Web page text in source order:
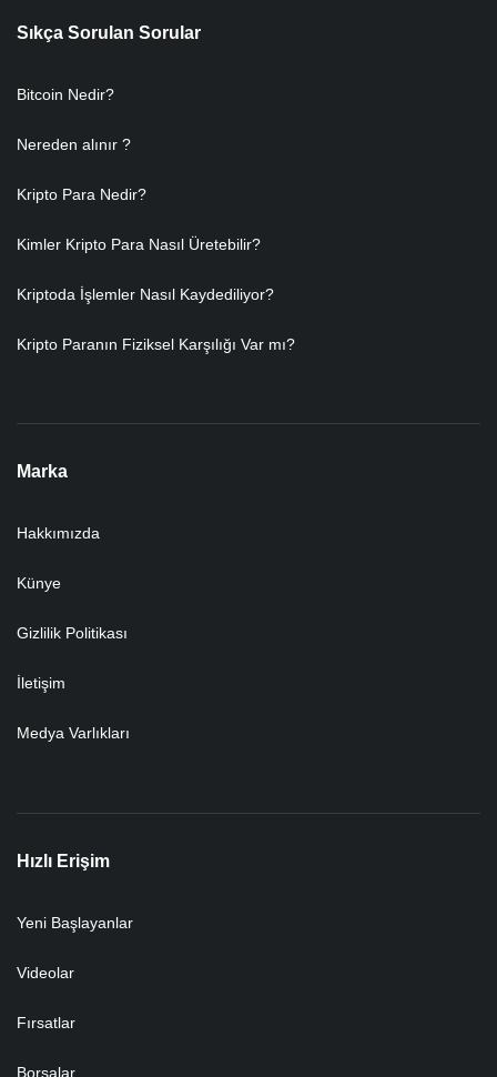
Sıkça Sorulan Sorular
Bitcoin Nedir?
Nereden alınır ?
Kripto Para Nedir?
Kimler Kripto Para Nasıl Üretebilir?
Kriptoda İşlemler Nasıl Kaydediliyor?
Kripto Paranın Fiziksel Karşılığı Var mı?
Marka
Hakkımızda
Künye
Gizlilik Politikası
İletişim
Medya Varlıkları
Hızlı Erişim
Yeni Başlayanlar
Videolar
Fırsatlar
Borsalar